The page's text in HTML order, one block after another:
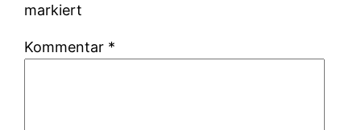
markiert
Kommentar *